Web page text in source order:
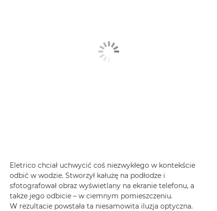
Eletrico chciał uchwycić coś niezwykłego w kontekście
odbić w wodzie. Stworzył kałużę na podłodze i
sfotografował obraz wyświetlany na ekranie telefonu, a
także jego odbicie – w ciemnym pomieszczeniu.
W rezultacie powstała ta niesamowita iluzja optyczna.